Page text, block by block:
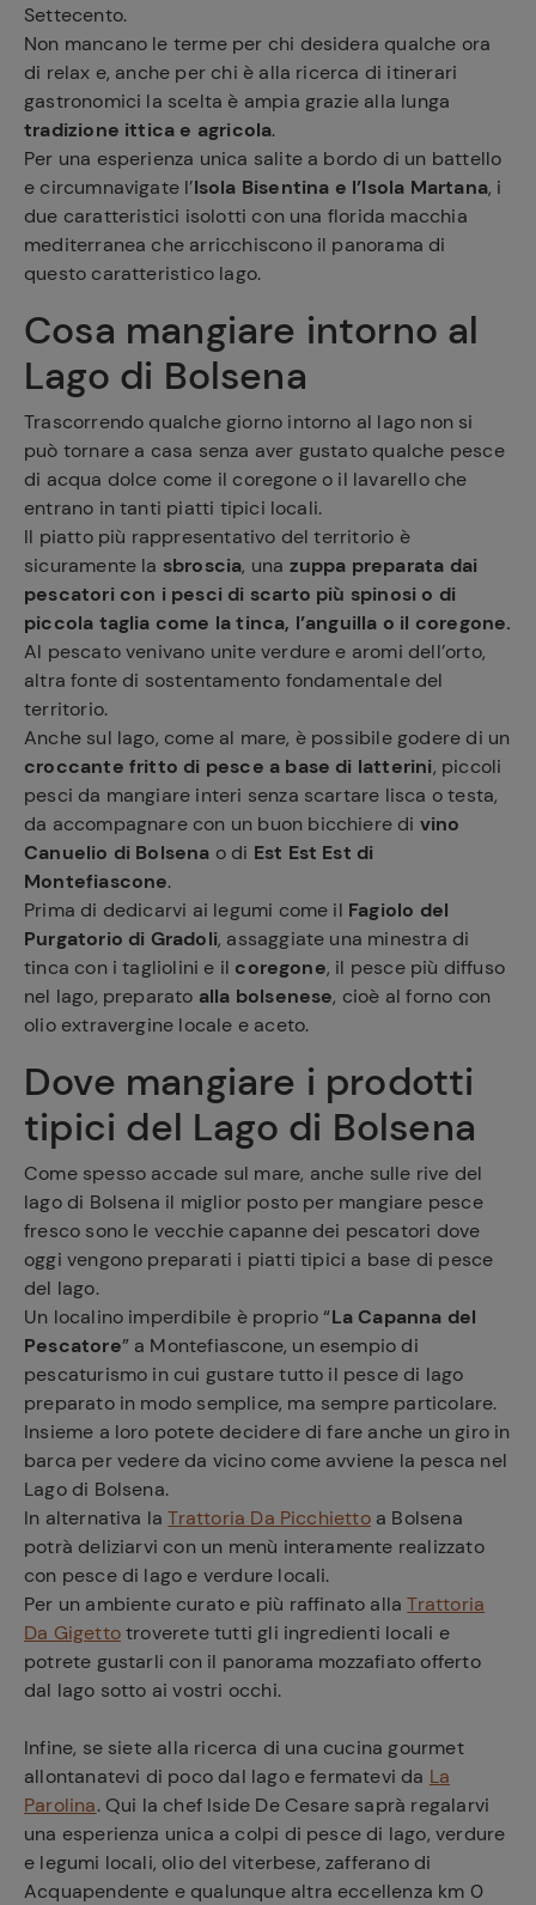
Settecento.
Non mancano le terme per chi desidera qualche ora
di relax e, anche per chi è alla ricerca di itinerari
gastronomici la scelta è ampia grazie alla lunga
tradizione ittica e agricola.
Per una esperienza unica salite a bordo di un battello
e circumnavigate l’Isola Bisentina e l’Isola Martana, i
due caratteristici isolotti con una florida macchia
mediterranea che arricchiscono il panorama di
questo caratteristico lago.
Cosa mangiare intorno al
Lago di Bolsena
Trascorrendo qualche giorno intorno al lago non si
può tornare a casa senza aver gustato qualche pesce
di acqua dolce come il coregone o il lavarello che
entrano in tanti piatti tipici locali.
Il piatto più rappresentativo del territorio è
sicuramente la sbroscia, una zuppa preparata dai
pescatori con i pesci di scarto più spinosi o di
piccola taglia come la tinca, l’anguilla o il coregone.
Al pescato venivano unite verdure e aromi dell’orto,
altra fonte di sostentamento fondamentale del
territorio.
Anche sul lago, come al mare, è possibile godere di un
croccante fritto di pesce a base di latterini, piccoli
pesci da mangiare interi senza scartare lisca o testa,
da accompagnare con un buon bicchiere di vino
Canuelio di Bolsena o di Est Est Est di
Montefiascone.
Prima di dedicarvi ai legumi come il Fagiolo del
Purgatorio di Gradoli, assaggiate una minestra di
tinca con i tagliolini e il coregone, il pesce più diffuso
nel lago, preparato alla bolsenese, cioè al forno con
olio extravergine locale e aceto.
Dove mangiare i prodotti
tipici del Lago di Bolsena
Come spesso accade sul mare, anche sulle rive del
lago di Bolsena il miglior posto per mangiare pesce
fresco sono le vecchie capanne dei pescatori dove
oggi vengono preparati i piatti tipici a base di pesce
del lago.
Un localino imperdibile è proprio “La Capanna del
Pescatore” a Montefiascone, un esempio di
pescaturismo in cui gustare tutto il pesce di lago
preparato in modo semplice, ma sempre particolare.
Insieme a loro potete decidere di fare anche un giro in
barca per vedere da vicino come avviene la pesca nel
Lago di Bolsena.
In alternativa laTrattoria Da Picchiettoa Bolsena
potrà deliziarvi con un menù interamente realizzato
con pesce di lago e verdure locali.
Per un ambiente curato e più raffinato allaTrattoria
Da Gigettotroverete tutti gli ingredienti locali e
potrete gustarli con il panorama mozzafiato offerto
dal lago sotto ai vostri occhi.
Infine, se siete alla ricerca di una cucina gourmet
allontanatevi di poco dal lago e fermatevi da La
Parolina. Qui la chef Iside De Cesare saprà regalarvi
una esperienza unica a colpi di pesce di lago, verdure
e legumi locali, olio del viterbese, zafferano di
Acquapendente e qualunque altra eccellenza km 0